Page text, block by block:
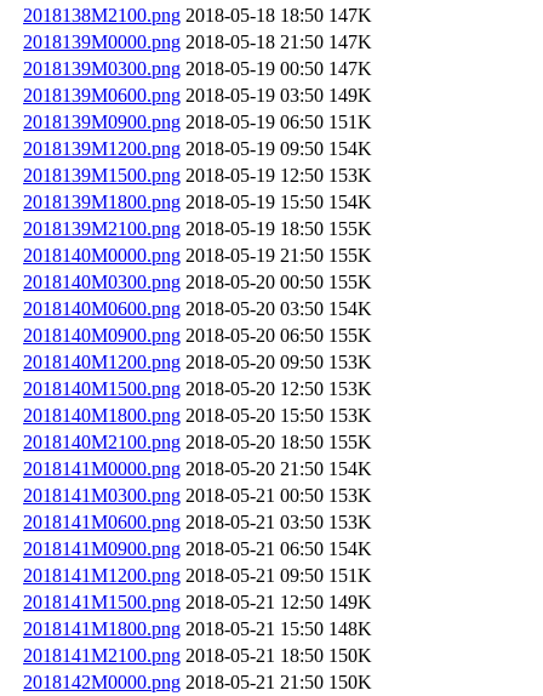
2018138M2100.png 2018-05-18 18:50 147K
2018139M0000.png 2018-05-18 21:50 147K
2018139M0300.png 2018-05-19 00:50 147K
2018139M0600.png 2018-05-19 03:50 149K
2018139M0900.png 2018-05-19 06:50 151K
2018139M1200.png 2018-05-19 09:50 154K
2018139M1500.png 2018-05-19 12:50 153K
2018139M1800.png 2018-05-19 15:50 154K
2018139M2100.png 2018-05-19 18:50 155K
2018140M0000.png 2018-05-19 21:50 155K
2018140M0300.png 2018-05-20 00:50 155K
2018140M0600.png 2018-05-20 03:50 154K
2018140M0900.png 2018-05-20 06:50 155K
2018140M1200.png 2018-05-20 09:50 153K
2018140M1500.png 2018-05-20 12:50 153K
2018140M1800.png 2018-05-20 15:50 153K
2018140M2100.png 2018-05-20 18:50 155K
2018141M0000.png 2018-05-20 21:50 154K
2018141M0300.png 2018-05-21 00:50 153K
2018141M0600.png 2018-05-21 03:50 153K
2018141M0900.png 2018-05-21 06:50 154K
2018141M1200.png 2018-05-21 09:50 151K
2018141M1500.png 2018-05-21 12:50 149K
2018141M1800.png 2018-05-21 15:50 148K
2018141M2100.png 2018-05-21 18:50 150K
2018142M0000.png 2018-05-21 21:50 150K